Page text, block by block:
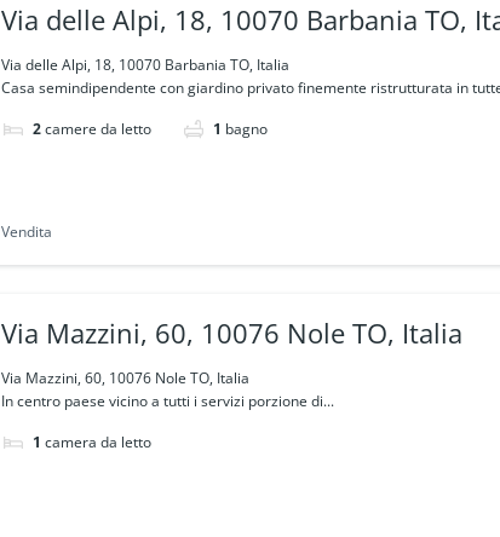
Via delle Alpi, 18, 10070 Barbania TO,
Via delle Alpi, 18, 10070 Barbania TO, Italia
Casa semindipendente con giardino privato finemente ristrutturata in
2camere da letto 1 bagno
Vendita
Via Mazzini, 60, 10076 Nole TO, Italia
Via Mazzini, 60, 10076 Nole TO, Italia
In centro paese vicino a tutti i servizi porzione di...
1 camera da letto